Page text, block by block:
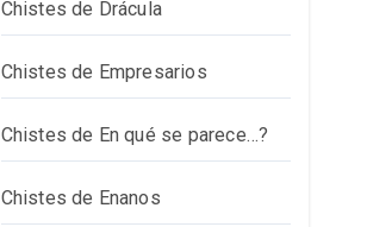
Chistes de Drácula
Chistes de Empresarios
Chistes de En qué se parece…?
Chistes de Enanos